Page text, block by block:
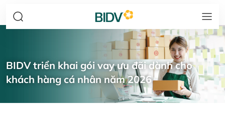
BIDV triển khai gói vay ưu đãi dành cho
khách hàng cá nhân năm 2026